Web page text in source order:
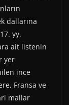
dallarına
yy.
ait listenin
yer
ince
Fransa ve
mallar